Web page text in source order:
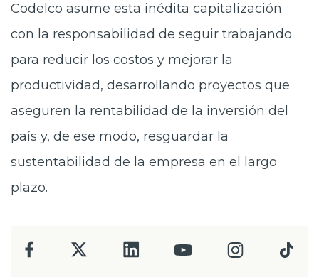
Codelco asume esta inédita capitalización
con la responsabilidad de seguir trabajando
para reducir los costos y mejorar la
productividad, desarrollando proyectos que
aseguren la rentabilidad de la inversión del
país y, de ese modo, resguardar la
sustentabilidad de la empresa en el largo
plazo.